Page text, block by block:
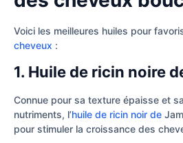
Voici les meilleures huiles pour
cheveux :
1. Huile de ricin noire
Connue pour sa texture épaisse et
nutriments, l’huile de ricin noir de
pour stimuler la croissance des